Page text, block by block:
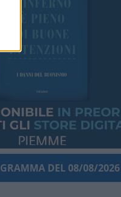
DEL 08/08/2026